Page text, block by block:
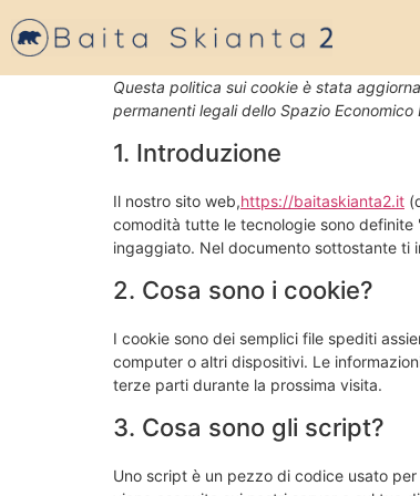
Questa politica sui cookie è stata
permanenti legali dello Spazio Economico
1. Introduzione
Il nostro sito web,https://baitaskianta2.it
comodità tutte le tecnologie sono
ingaggiato. Nel documento sottostante ti
2. Cosa sono i cookie?
I cookie sono dei semplici file spediti
computer o altri dispositivi. Le
terze parti durante la prossima visita.
3. Cosa sono gli script?
Uno script è un pezzo di codice usato